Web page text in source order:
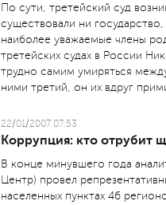
По сути, третейский суд
существовали ни
наиболее уважаемые члены
третейских судах в России
трудно самим умиряться
ними третий, он их вдруг
22/01/2007 07:53
Коррупция: кто отрубит
В конце минувшего года
Центр) провел
населенных пунктах 46